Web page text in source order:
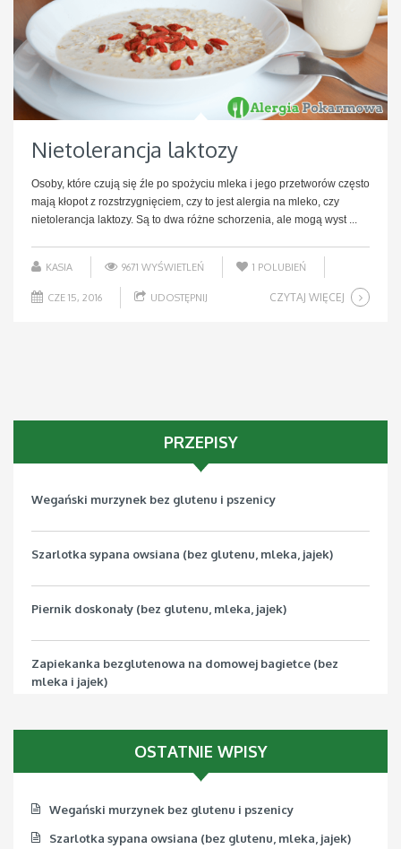
Nietolerancja laktozy
Osoby, które czują się źle po spożyciu mleka i jego przetworów często
mają kłopot z rozstrzygnięciem, czy to jest alergia na mleko, czy
nietolerancja laktozy. Są to dwa różne schorzenia, ale mogą wyst ...
KASIA 9671 WYŚWIETLEŃ 1 POLUBIEŃ
CZE 15, 2016 UDOSTĘPNIJ CZYTAJ WIĘCEJ
PRZEPISY
Wegański murzynek bez glutenu i pszenicy
Szarlotka sypana owsiana (bez glutenu, mleka, jajek)
Piernik doskonały (bez glutenu, mleka, jajek)
Zapiekanka bezglutenowa na domowej bagietce (bez
mleka i jajek)
OSTATNIE WPISY
Wegański murzynek bez glutenu i pszenicy
Szarlotka sypana owsiana (bez glutenu, mleka, jajek)